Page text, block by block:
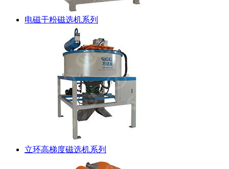
电磁干粉磁选机系列
立环高梯度磁选机系列